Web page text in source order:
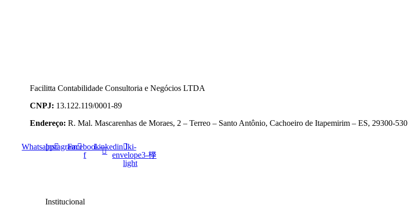
Facilitta Contabilidade Consultoria e Negócios LTDA
CNPJ: 13.122.119/0001-89
Endereço: R. Mal. Mascarenhas de Moraes, 2 – Terreo – Santo Antônio, Cachoeiro de Itapemirim – ES, 29300-530
WhatsappInstagramFacebook-
f
Linkedin Jki-
envelope3-
light
Institucional